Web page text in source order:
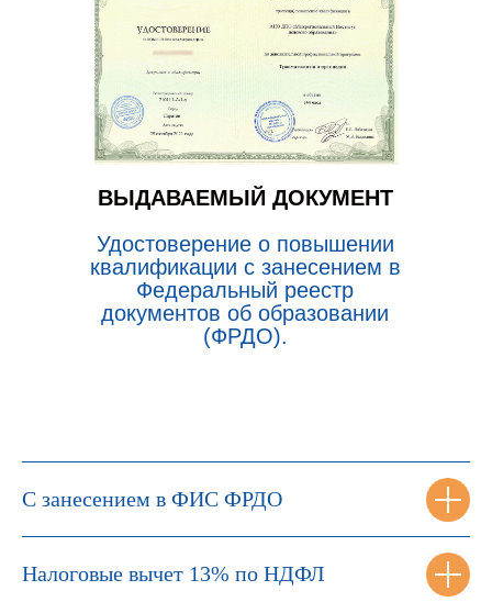
ВЫДАВАЕМЫЙ ДОКУМЕНТ
Удостоверение о повышении
квалификации с занесением в
Федеральный реестр
документов об образовании
(ФРДО).
С занесением в ФИС ФРДО
Налоговые вычет 13% по НДФЛ